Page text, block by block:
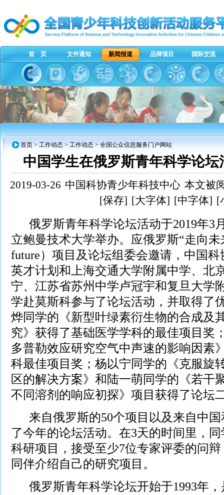
首 页 文件通知 新闻报道 品牌项目 国际交流
首页 > 工作动态 > 工作动态 > 全国公众信息服务门户网站
中国学生在俄罗斯青年科学论
2019-03-26 中国科协青少年科技中心 本文被
[保存] [大字体] [中字体] [
俄罗斯青年科学论坛活动于2019年3
立鲍曼技术大学举办。应俄罗斯“走向未
future）项目及论坛组委会邀请，中国
英才计划和上海交通大学附属中学、北
宁、江苏省苏州中学卢冠宇和复旦大学
学赴莫斯科参与了论坛活动，并取得了
烨同学的《新型叶绿素衍生物的合成及
究》获得了基础医学学科的最佳项目奖
多普勒效应研究空气中声速的影响因素
科最佳项目奖；杨以宁同学的《克服旋
区的解决方案》和陆一萌同学的《若干
不同溶剂的响应初探》项目获得了论坛
来自俄罗斯的50个项目以及来自中国
了今年的论坛活动。在3天的时间里，
科研项目，接受至少7位专家评委的问
同伴介绍自己的研究项目。
俄罗斯青年科学论坛开始于1993年，